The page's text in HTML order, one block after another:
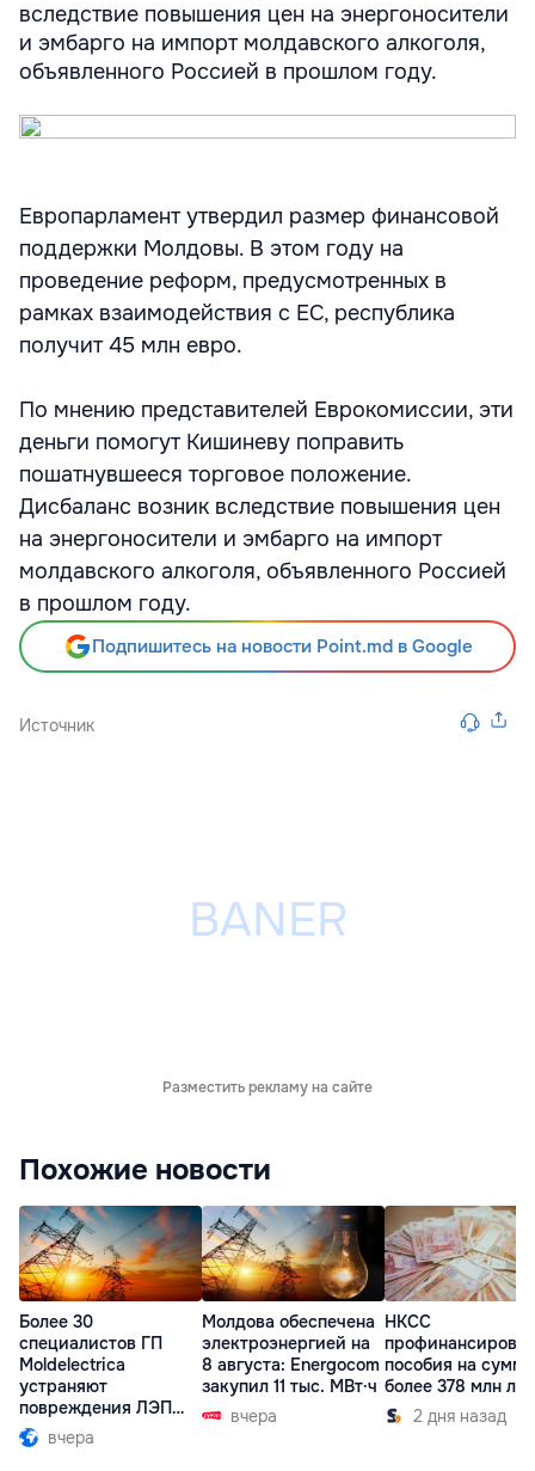
вследствие повышения цен на энергоносители
и эмбарго на импорт молдавского алкоголя,
объявленного Россией в прошлом году.
Европарламент утвердил размер финансовой
поддержки Молдовы. В этом году на
проведение реформ, предусмотренных в
рамках взаимодействия с ЕС, республика
получит 45 млн евро.
По мнению представителей Еврокомиссии, эти
деньги помогут Кишиневу поправить
пошатнувшееся торговое положение.
Дисбаланс возник вследствие повышения цен
на энергоносители и эмбарго на импорт
молдавского алкоголя, объявленного Россией
в прошлом году.
Подпишитесь на новости Point.md в Google
Источник
Разместить рекламу на сайте
Похожие новости
Более 30
специалистов ГП
Moldelectrica
устраняют
повреждения ЛЭП
Бельцы-Днестровск
вчера
Молдова обеспечена
электроэнергией на
8 августа: Energocom
закупил 11 тыс. МВт·ч
вчера
НКСС
пособия на сумму
более 378 млн
2 дня назад